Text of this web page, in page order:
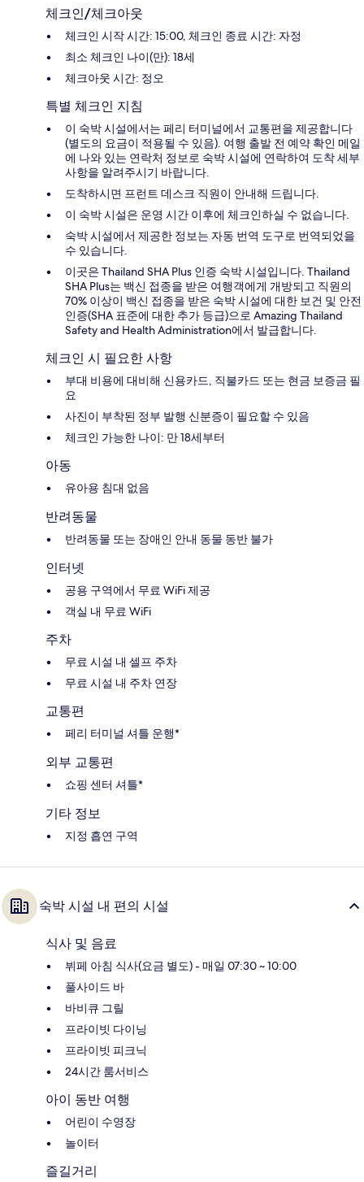
체크인/체크아웃
체크인 시작 시간: 15:00, 체크인 종료 시간: 자정
최소 체크인 나이(만): 18세
체크아웃 시간: 정오
특별 체크인 지침
이 숙박 시설에서는 페리 터미널에서 교통편을 제공합니다
(별도의 요금이 적용될 수 있음). 여행 출발 전 예약 확인 메일
에 나와 있는 연락처 정보로 숙박 시설에 연락하여 도착 세부
사항을 알려주시기 바랍니다.
도착하시면 프런트 데스크 직원이 안내해 드립니다.
이 숙박 시설은 운영 시간 이후에 체크인하실 수 없습니다.
숙박 시설에서 제공한 정보는 자동 번역 도구로 번역되었을
수 있습니다.
이곳은 Thailand SHA Plus 인증 숙박 시설입니다. Thailand
SHA Plus는 백신 접종을 받은 여행객에게 개방되고 직원의
70% 이상이 백신 접종을 받은 숙박 시설에 대한 보건 및 안전
인증(SHA 표준에 대한 추가 등급)으로 Amazing Thailand
Safety and Health Administration에서 발급합니다.
체크인 시 필요한 사항
부대 비용에 대비해 신용카드, 직불카드 또는 현금 보증금 필
요
사진이 부착된 정부 발행 신분증이 필요할 수 있음
체크인 가능한 나이: 만 18세부터
아동
유아용 침대 없음
반려동물
반려동물 또는 장애인 안내 동물 동반 불가
인터넷
공용 구역에서 무료 WiFi 제공
객실 내 무료 WiFi
주차
무료 시설 내 셀프 주차
무료 시설 내 주차 연장
교통편
페리 터미널 셔틀 운행*
외부 교통편
쇼핑 센터 셔틀*
기타 정보
지정 흡연 구역
숙박 시설 내 편의 시설
식사 및 음료
뷔페 아침 식사(요금 별도) - 매일 07:30 ~ 10:00
풀사이드 바
바비큐 그릴
프라이빗 다이닝
프라이빗 피크닉
24시간 룸서비스
아이 동반 여행
어린이 수영장
놀이터
즐길거리